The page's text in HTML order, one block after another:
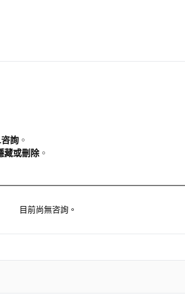
詢 。
藏或刪除。
目前尚無咨詢。